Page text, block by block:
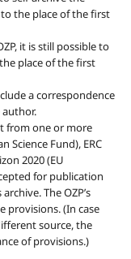
the place of the first
it is still possible to
place of the first
a correspondence
from one or more
Science Fund), ERC
2020 (EU
for publication
The OZP’s
provisions. (In case
source, the
of provisions.)